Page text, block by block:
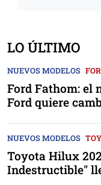
LO ÚLTIMO
NUEVOS MODELOS
Ford Fathom: el
Ford quiere
NUEVOS MODELOS
Toyota Hilux
Indestructible"